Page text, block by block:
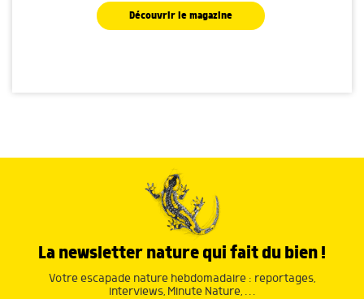
Découvrir le magazine
La newsletter nature qui fait du bien !
Votre escapade nature hebdomadaire : reportages,
interviews, Minute Nature, …